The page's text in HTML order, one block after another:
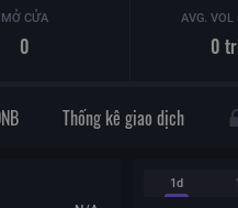
MỞ CỬA
0
AVG. VOL
0
Thống kê giao dịch
1d